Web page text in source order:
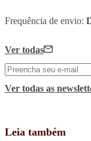
Frequência de envio:
Ver todas
Ver todas as
Leia também